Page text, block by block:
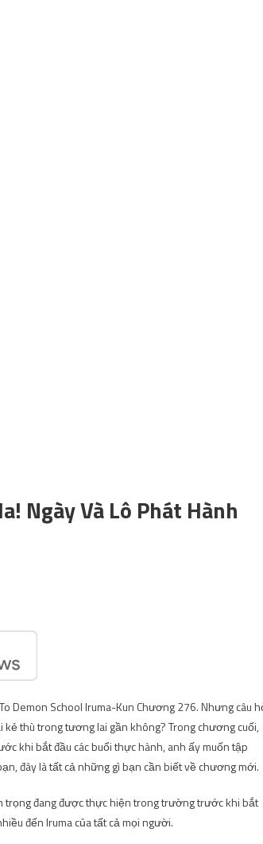
Ngày Và Lô Phát Hành
Demon School Iruma-Kun Chương 276. Nhưng câu
thù trong tương lai gần không? Trong chương cuối,
khi bắt đầu các buổi thực hành, anh ấy muốn tập
đây là tất cả những gì bạn cần biết về chương mới.
trọng đang được thực hiện trong trường trước khi bắt
đến Iruma của tất cả mọi người.